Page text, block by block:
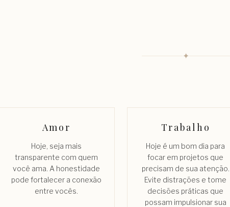
✦
Amor
Hoje, seja mais
transparente com quem
você ama. A honestidade
pode fortalecer a conexão
entre vocês.
Trabalho
Hoje é um bom dia para
focar em projetos que
precisam de sua atenção.
Evite distrações e tome
decisões práticas que
possam impulsionar sua